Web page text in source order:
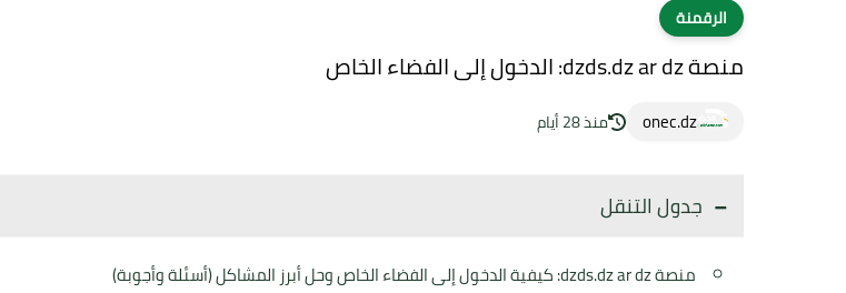
الرقمنة
منصة dzds.dz ar dz: الدخول إلى الفضاء الخاص
onec.dz منذ 28 أيام
جدول التنقل
منصة dzds.dz ar dz: كيفية الدخول إلى الفضاء الخاص وحل أبرز المشاكل (أسئلة وأجوبة)